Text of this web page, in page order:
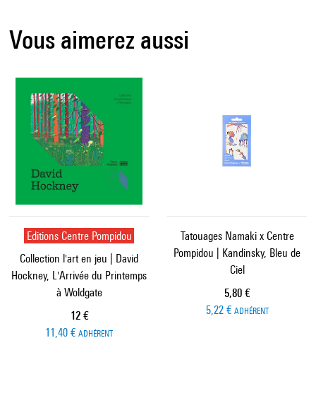
Vous aimerez aussi
Editions Centre Pompidou
Collection l'art en jeu | David
Hockney, L'Arrivée du Printemps
à Woldgate
Prix ​​actuel
12 €
11,40 € ADHÉRENT
Tatouages Namaki x Centre
Pompidou | Kandinsky, Bleu de
Ciel
Prix ​​actuel
5,80 €
5,22 € ADHÉRENT